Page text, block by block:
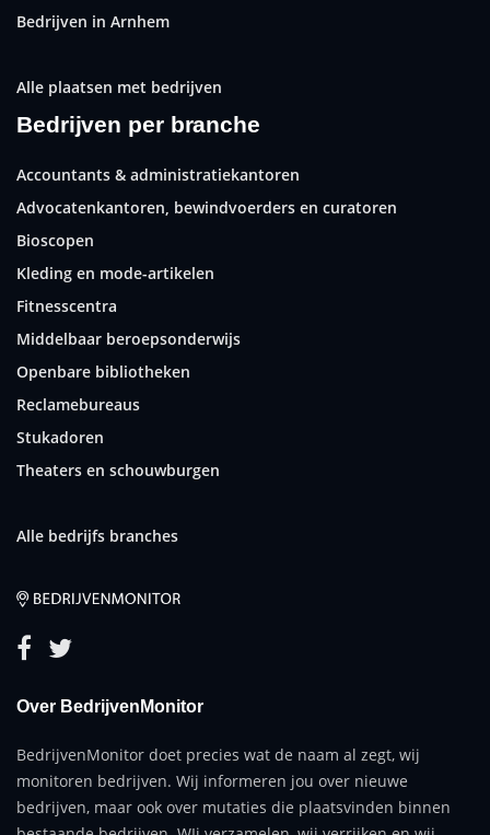
Bedrijven in Arnhem
Alle plaatsen met bedrijven
Bedrijven per branche
Accountants & administratiekantoren
Advocatenkantoren, bewindvoerders en curatoren
Bioscopen
Kleding en mode-artikelen
Fitnesscentra
Middelbaar beroepsonderwijs
Openbare bibliotheken
Reclamebureaus
Stukadoren
Theaters en schouwburgen
Alle bedrijfs branches
Over BedrijvenMonitor
BedrijvenMonitor doet precies wat de naam al zegt, wij
monitoren bedrijven. Wij informeren jou over nieuwe
bedrijven, maar ook over mutaties die plaatsvinden binnen